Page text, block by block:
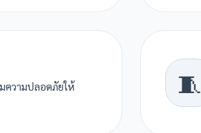
ความปลอดภัยให้
🧵